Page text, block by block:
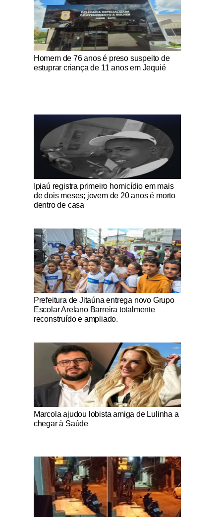
Notícias Católicas
Homem de 76 anos é preso suspeito de
estuprar criança de 11 anos em Jequié
Notícias Católicas
Ipiaú registra primeiro homicídio em mais
de dois meses; jovem de 20 anos é morto
dentro de casa
Notícias Católicas
Prefeitura de Jitaúna entrega novo Grupo
Escolar Arelano Barreira totalmente
reconstruído e ampliado.
Notícias Católicas
Marcola ajudou lobista amiga de Lulinha a
chegar à Saúde